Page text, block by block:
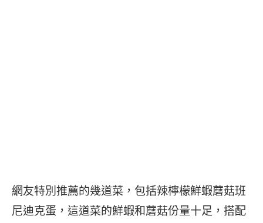
網友特別推薦的幾道菜，包括辣檸檬鮮蝦蘑菇班
尼迪克蛋，這道菜的鮮蝦和蘑菇份量十足，搭配